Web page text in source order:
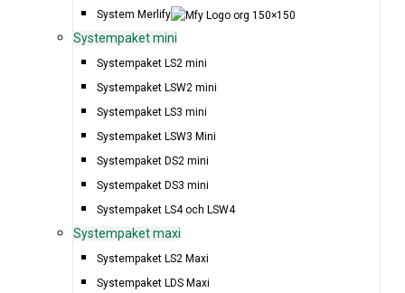
System Merlify
Systempaket mini
Systempaket LS2 mini
Systempaket LSW2 mini
Systempaket LS3 mini
Systempaket LSW3 Mini
Systempaket DS2 mini
Systempaket DS3 mini
Systempaket LS4 och LSW4
Systempaket maxi
Systempaket LS2 Maxi
Systempaket LDS Maxi